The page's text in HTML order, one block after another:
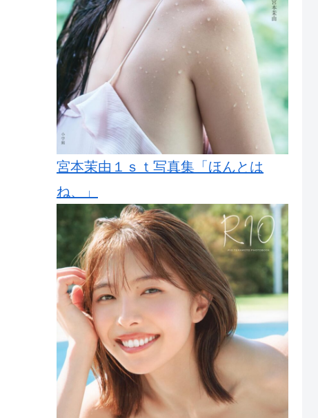
宮本茉由１ｓｔ写真集「ほんとは
ね、」